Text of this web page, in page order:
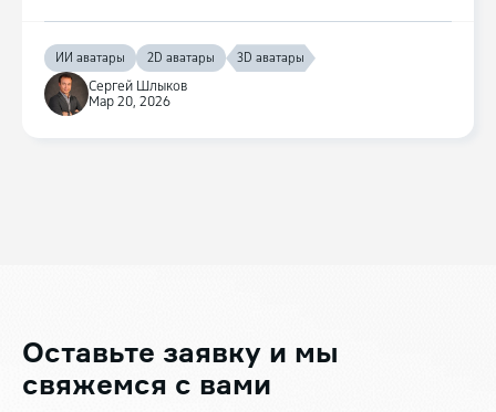
Сергей Шлыков
Мар 20, 2026
ИИ аватары 2D аватары 3D аватары
Оставьте заявку и мы
свяжемся с вами